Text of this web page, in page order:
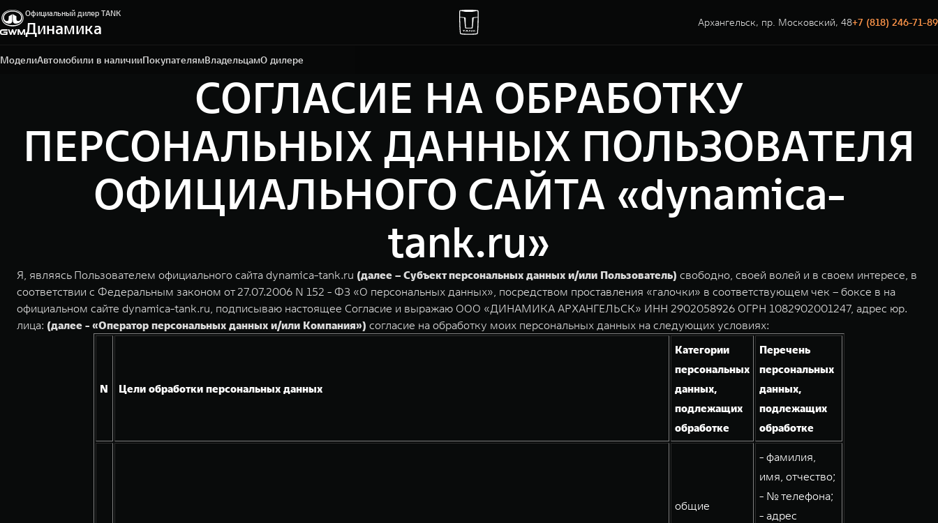
Официальный дилер TANK
Динамика Архангельск, пр. Московский, 48+7 (818) 246-71-89
МоделиАвтомобили в наличииПокупателямВладельцамО дилере
Архангельск, пр. Московский, 48
+7 (818) 246-71-89
СОГЛАСИЕ НА ОБРАБОТКУ
ПЕРСОНАЛЬНЫХ ДАННЫХ ПОЛЬЗОВАТЕЛЯ
ОФИЦИАЛЬНОГО САЙТА «dynamica-
tank.ru»
Я, являясь Пользователем официального сайта dynamica-tank.ru (далее – Субъект персональных данных и/или Пользователь) свободно, своей волей и в своем интересе, в
соответствии с Федеральным законом от 27.07.2006 N 152 - ФЗ «О персональных данных», посредством проставления «галочки» в соответствующем чек – боксе в на
официальном сайте dynamica-tank.ru, подписываю настоящее Согласие и выражаю ООО «ДИНАМИКА АРХАНГЕЛЬСК» ИНН 2902058926 ОГРН 1082902001247, адрес юр.
лица: (далее - «Оператор персональных данных и/или Компания») согласие на обработку моих персональных данных на следующих условиях:
N Цели обработки персональных данных
Категории
персональных
данных,
подлежащих
обработке
Перечень
персональных
данных,
подлежащих
обработке
общие
- фамилия,
имя, отчество;
- № телефона;
- адрес